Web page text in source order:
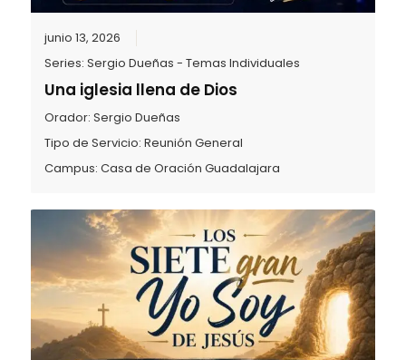
junio 13, 2026
Series:Sergio Dueñas - Temas Individuales
Una iglesia llena de Dios
Orador:Sergio Dueñas
Tipo de Servicio:Reunión General
Campus:Casa de Oración Guadalajara